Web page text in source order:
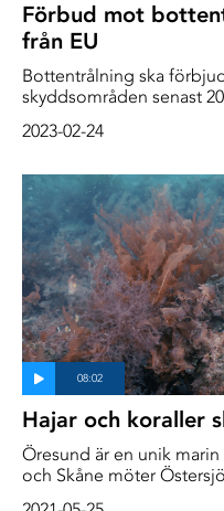
Förbud mot
från EU
Bottentrålning ska
skyddsområden senast
marina ekosystemet.
2023-02-24
Hajar och koraller
Öresund är en unik
och Skåne möter